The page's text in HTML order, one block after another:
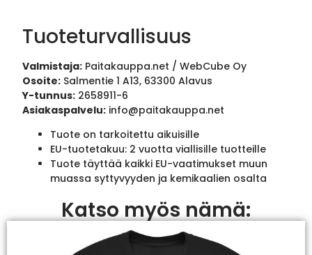
Tuoteturvallisuus
Valmistaja: Paitakauppa.net / WebCube Oy
Osoite: Salmentie 1 A13, 63300 Alavus
Y-tunnus: 2658911-6
Asiakaspalvelu: info@paitakauppa.net
Tuote on tarkoitettu aikuisille
EU-tuotetakuu: 2 vuotta viallisille tuotteille
Tuote täyttää kaikki EU-vaatimukset muun
muassa syttyvyyden ja kemikaalien osalta
Katso myös nämä: